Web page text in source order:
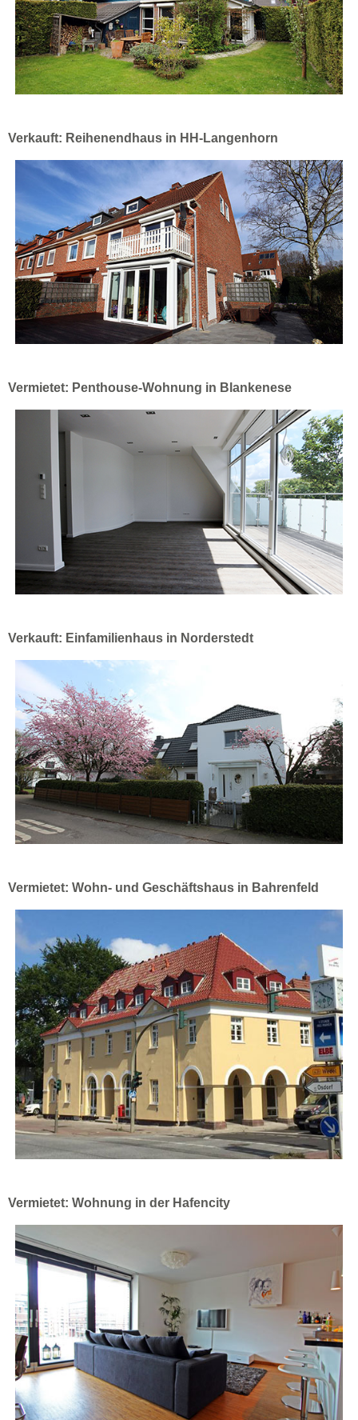
Verkauft: Reihenendhaus in HH-Langenhorn
Vermietet: Penthouse-Wohnung in Blankenese
Verkauft: Einfamilienhaus in Norderstedt
Vermietet: Wohn- und Geschäftshaus in Bahrenfeld
Vermietet: Wohnung in der Hafencity